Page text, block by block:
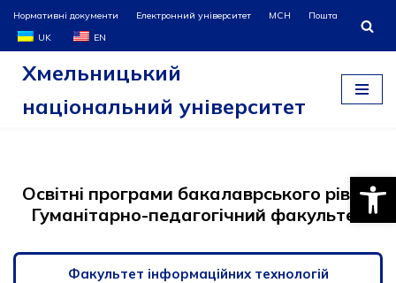
Перейти
до
Нормативні документи Електронний університет МСН
Пошта
UK
EN
Хмельницький
національний університет
Освітні програми бакалаврського рівня.
Гуманітарно-педагогічний факультет
Факультет інформаційних технологій